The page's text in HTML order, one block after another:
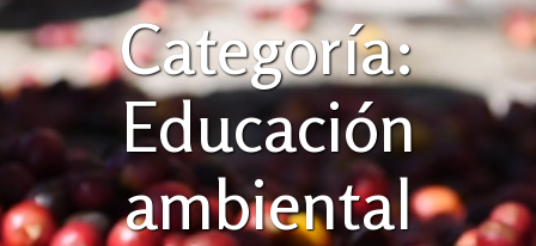
Categoría:
Educación
ambiental